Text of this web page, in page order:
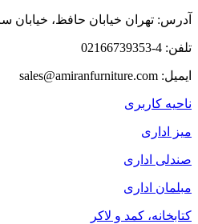
آدرس: تهران خیابان حافظ، خیابان
تلفن: 4-02166739353
ایمیل: sales@amiranfurniture.com
ناحیه کاربری
میز اداری
صندلی اداری
مبلمان اداری
کتابخانه، کمد و لاکر